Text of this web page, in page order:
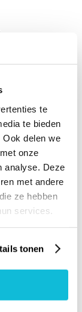
te
te bieden
delen we
onze
analyse. Deze
met andere
ze hebben
services.
tonen
tot
proef
de
in je